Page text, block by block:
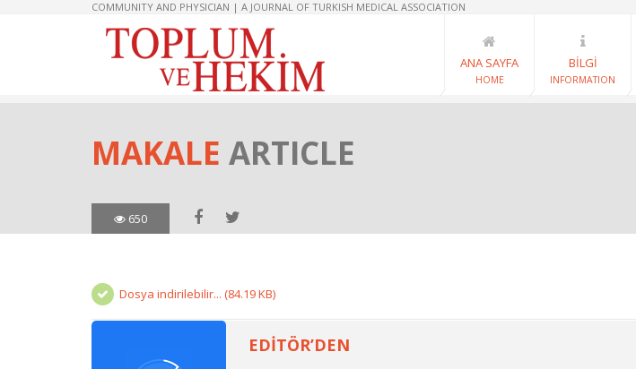
COMMUNITY AND PHYSICIAN | A JOURNAL OF TURKISH MEDICAL ASSOCIATION
ANA SAYFA
HOME
BİLGİ
INFORMATION
MAKALE ARTICLE
650
Dosya indirilebilir... (84.19 KB)
EDİTÖR’DEN